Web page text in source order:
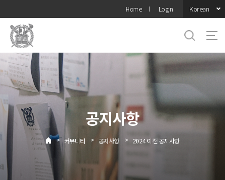
메뉴
Home Login Korean
공지사항
> 커뮤니티 > 공지사항 > 2024 이전 공지사항